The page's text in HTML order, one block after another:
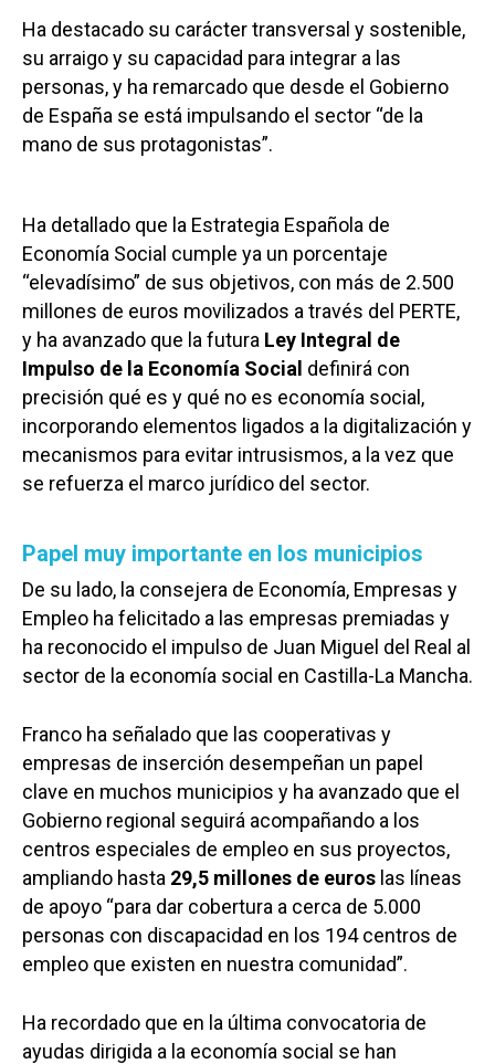
Ha destacado su carácter transversal y sostenible,
su arraigo y su capacidad para integrar a las
personas, y ha remarcado que desde el Gobierno
de España se está impulsando el sector “de la
mano de sus protagonistas”.
Ha detallado que la Estrategia Española de
Economía Social cumple ya un porcentaje
“elevadísimo” de sus objetivos, con más de 2.500
millones de euros movilizados a través del PERTE,
y ha avanzado que la futura Ley Integral de
Impulso de la Economía Social definirá con
precisión qué es y qué no es economía social,
incorporando elementos ligados a la digitalización y
mecanismos para evitar intrusismos, a la vez que
se refuerza el marco jurídico del sector.
Papel muy importante en los municipios
De su lado, la consejera de Economía, Empresas y
Empleo ha felicitado a las empresas premiadas y
ha reconocido el impulso de Juan Miguel del Real al
sector de la economía social en Castilla-La Mancha.
Franco ha señalado que las cooperativas y
empresas de inserción desempeñan un papel
clave en muchos municipios y ha avanzado que el
Gobierno regional seguirá acompañando a los
centros especiales de empleo en sus proyectos,
ampliando hasta 29,5 millones de euros las líneas
de apoyo “para dar cobertura a cerca de 5.000
personas con discapacidad en los 194 centros de
empleo que existen en nuestra comunidad”.
Ha recordado que en la última convocatoria de
ayudas dirigida a la economía social se han